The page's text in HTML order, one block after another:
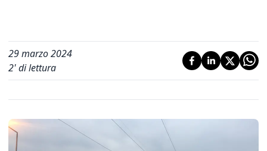
29 marzo 2024
2' di lettura